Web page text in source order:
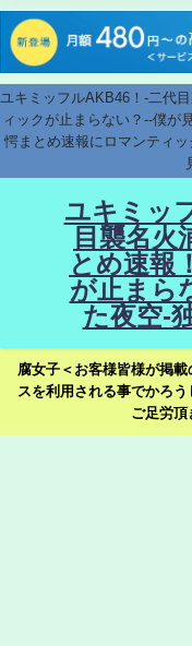
ユキミッフルAKB46！-二代
ィックが止まらない？--僕が
愕まとめ速報にロマンティ
ユキミッ
目襲名火
とめ速報
が止まら
た夜空-
腐女子＜お客様皆様が掲
スを利用される事でかろ
ご足労頂